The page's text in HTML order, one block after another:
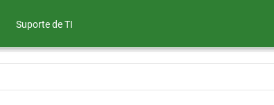
Suporte de TI